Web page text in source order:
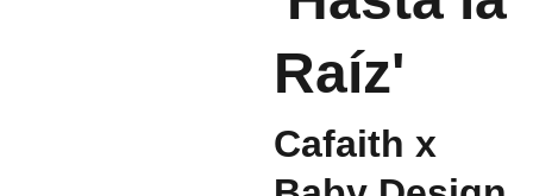
Raíz'
Cafaith x